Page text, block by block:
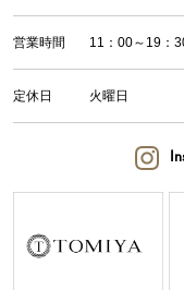
営業時間 11：00～19：
定休日 火曜日